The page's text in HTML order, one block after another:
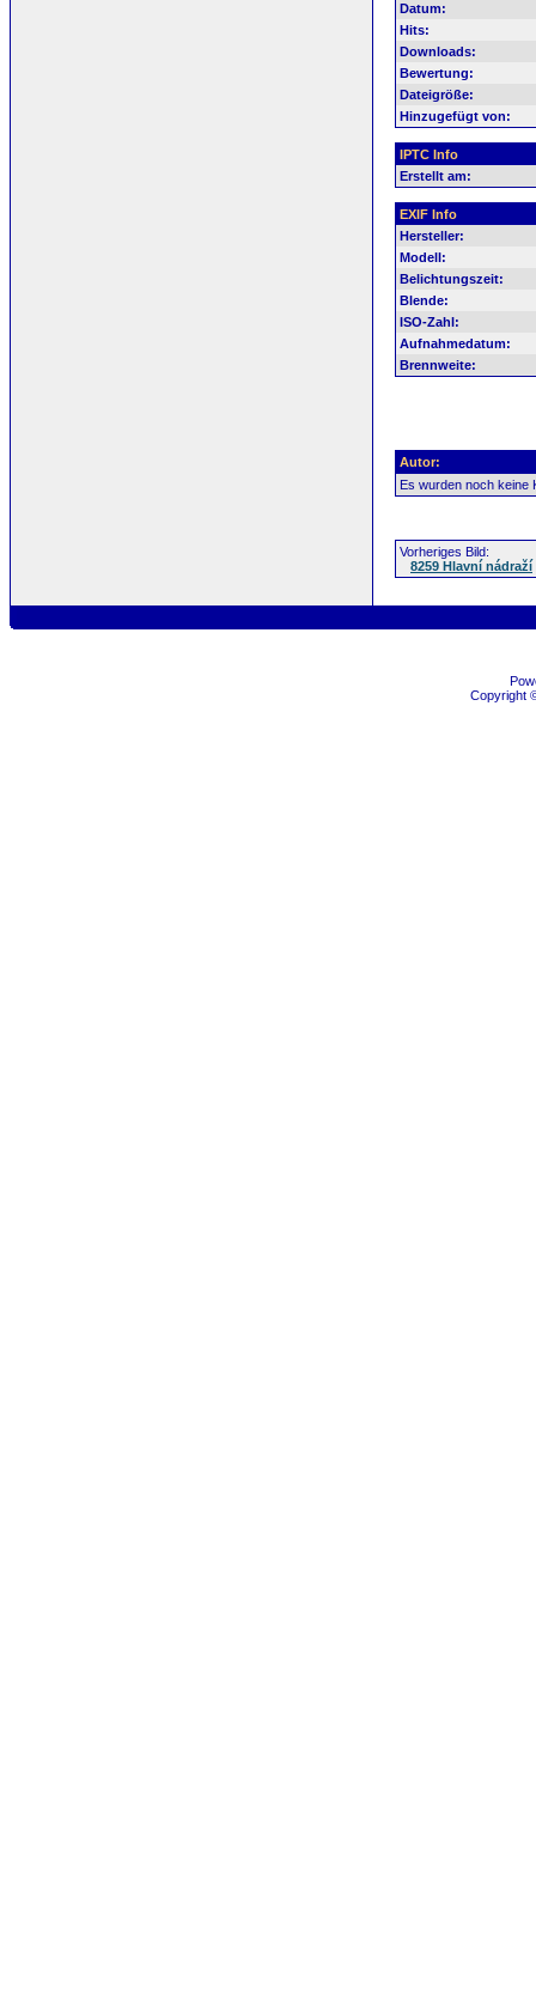
Datum:
Hits:
Downloads:
Bewertung:
Dateigröße:
Hinzugefügt von:
IPTC Info
Erstellt am:
EXIF Info
Hersteller:
Modell:
Belichtungszeit:
Blende:
ISO-Zahl:
Aufnahmedatum:
Brennweite:
Autor:
Es wurden noch keine
Vorheriges Bild:
8259 Hlavní nádraží
Copyright